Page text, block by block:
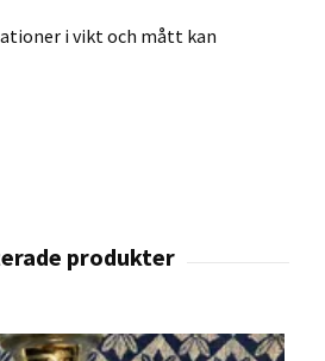
i vikt och mått kan